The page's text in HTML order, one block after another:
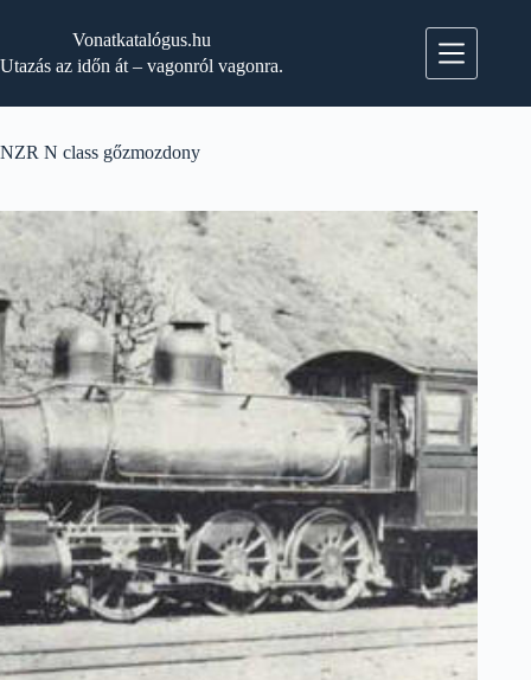
Vonatkatalógus.hu
Utazás az időn át – vagonról vagonra.
NZR N class gőzmozdony